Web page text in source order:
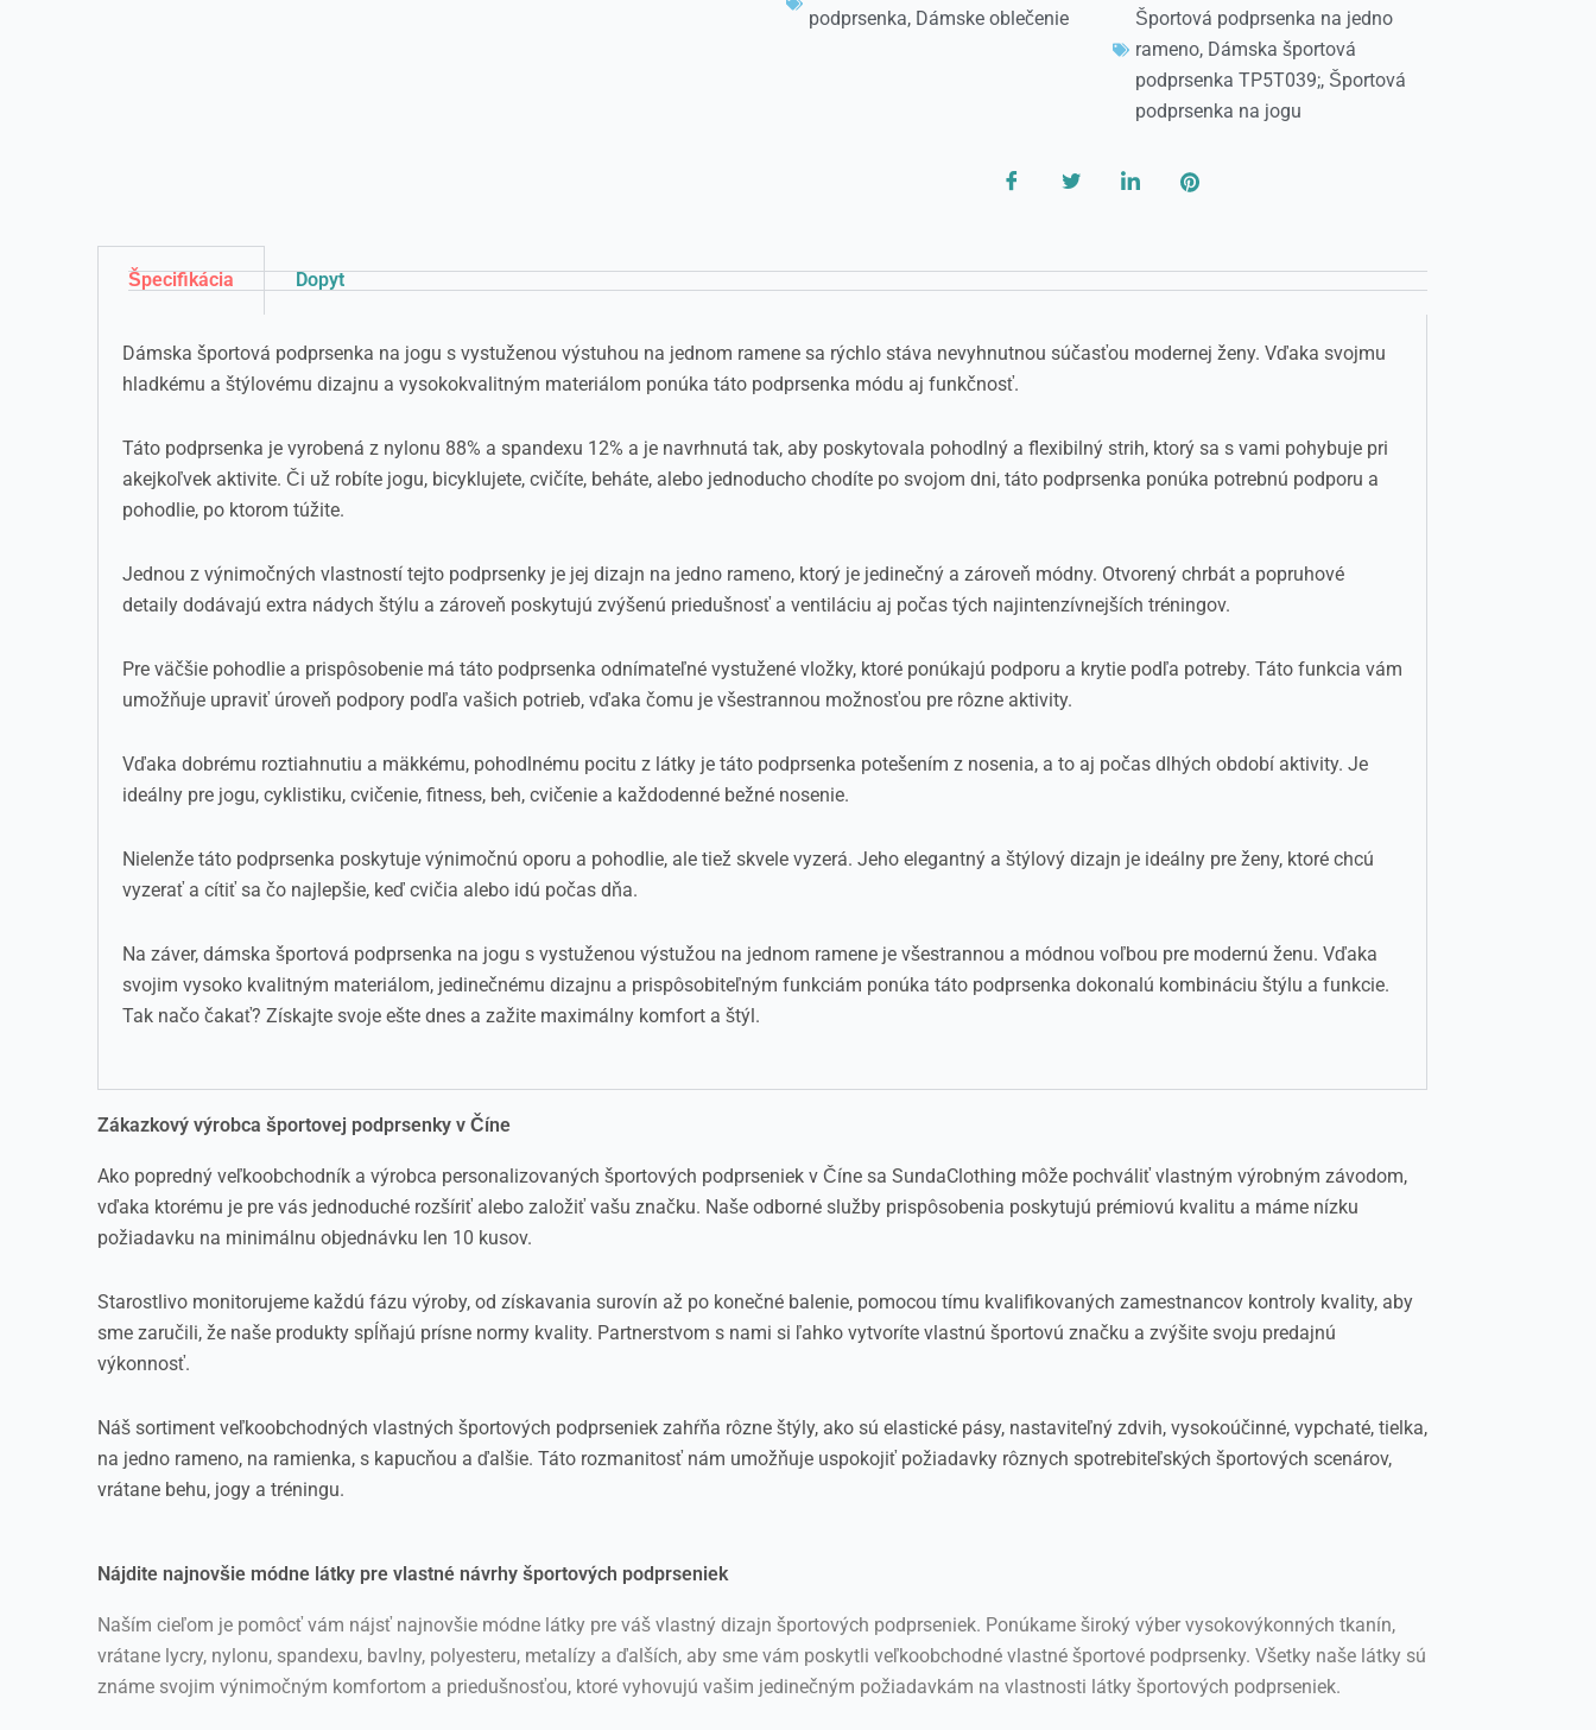
podprsenka, Dámske oblečenie
Športová podprsenka na jedno
rameno, Dámska športová
podprsenka TP5T039;, Športová
podprsenka na jogu
Špecifikácia Dopyt
Dámska športová podprsenka na jogu s vystuženou výstuhou na jednom ramene sa rýchlo stáva nevyhnutnou súčasťou modernej ženy. Vďaka svojmu
hladkému a štýlovému dizajnu a vysokokvalitným materiálom ponúka táto podprsenka módu aj funkčnosť.
Táto podprsenka je vyrobená z nylonu 88% a spandexu 12% a je navrhnutá tak, aby poskytovala pohodlný a flexibilný strih, ktorý sa s vami pohybuje pri
akejkoľvek aktivite. Či už robíte jogu, bicyklujete, cvičíte, beháte, alebo jednoducho chodíte po svojom dni, táto podprsenka ponúka potrebnú podporu a
pohodlie, po ktorom túžite.
Jednou z výnimočných vlastností tejto podprsenky je jej dizajn na jedno rameno, ktorý je jedinečný a zároveň módny. Otvorený chrbát a popruhové
detaily dodávajú extra nádych štýlu a zároveň poskytujú zvýšenú priedušnosť a ventiláciu aj počas tých najintenzívnejších tréningov.
Pre väčšie pohodlie a prispôsobenie má táto podprsenka odnímateľné vystužené vložky, ktoré ponúkajú podporu a krytie podľa potreby. Táto funkcia vám
umožňuje upraviť úroveň podpory podľa vašich potrieb, vďaka čomu je všestrannou možnosťou pre rôzne aktivity.
Vďaka dobrému roztiahnutiu a mäkkému, pohodlnému pocitu z látky je táto podprsenka potešením z nosenia, a to aj počas dlhých období aktivity. Je
ideálny pre jogu, cyklistiku, cvičenie, fitness, beh, cvičenie a každodenné bežné nosenie.
Nielenže táto podprsenka poskytuje výnimočnú oporu a pohodlie, ale tiež skvele vyzerá. Jeho elegantný a štýlový dizajn je ideálny pre ženy, ktoré chcú
vyzerať a cítiť sa čo najlepšie, keď cvičia alebo idú počas dňa.
Na záver, dámska športová podprsenka na jogu s vystuženou výstužou na jednom ramene je všestrannou a módnou voľbou pre modernú ženu. Vďaka
svojim vysoko kvalitným materiálom, jedinečnému dizajnu a prispôsobiteľným funkciám ponúka táto podprsenka dokonalú kombináciu štýlu a funkcie.
Tak načo čakať? Získajte svoje ešte dnes a zažite maximálny komfort a štýl.
Zákazkový výrobca športovej podprsenky v Číne
Ako popredný veľkoobchodník a výrobca personalizovaných športových podprseniek v Číne sa SundaClothing môže pochváliť vlastným výrobným závodom,
vďaka ktorému je pre vás jednoduché rozšíriť alebo založiť vašu značku. Naše odborné služby prispôsobenia poskytujú prémiovú kvalitu a máme nízku
požiadavku na minimálnu objednávku len 10 kusov.
Starostlivo monitorujeme každú fázu výroby, od získavania surovín až po konečné balenie, pomocou tímu kvalifikovaných zamestnancov kontroly kvality, aby
sme zaručili, že naše produkty spĺňajú prísne normy kvality. Partnerstvom s nami si ľahko vytvoríte vlastnú športovú značku a zvýšite svoju predajnú
výkonnosť.
Náš sortiment veľkoobchodných vlastných športových podprseniek zahŕňa rôzne štýly, ako sú elastické pásy, nastaviteľný zdvih, vysokoúčinné, vypchaté, tielka,
na jedno rameno, na ramienka, s kapucňou a ďalšie. Táto rozmanitosť nám umožňuje uspokojiť požiadavky rôznych spotrebiteľských športových scenárov,
vrátane behu, jogy a tréningu.
Nájdite najnovšie módne látky pre vlastné návrhy športových podprseniek
Naším cieľom je pomôcť vám nájsť najnovšie módne látky pre váš vlastný dizajn športových podprseniek. Ponúkame široký výber vysokovýkonných tkanín,
vrátane lycry, nylonu, spandexu, bavlny, polyesteru, metalízy a ďalších, aby sme vám poskytli veľkoobchodné vlastné športové podprsenky. Všetky naše látky sú
známe svojim výnimočným komfortom a priedušnosťou, ktoré vyhovujú vašim jedinečným požiadavkám na vlastnosti látky športových podprseniek.